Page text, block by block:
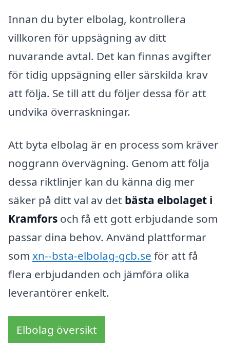
Innan du byter elbolag, kontrollera
villkoren för uppsägning av ditt
nuvarande avtal. Det kan finnas avgifter
för tidig uppsägning eller särskilda krav
att följa. Se till att du följer dessa för att
undvika överraskningar.
Att byta elbolag är en process som kräver
noggrann övervägning. Genom att följa
dessa riktlinjer kan du känna dig mer
säker på ditt val av det bästa elbolaget i
Kramfors och få ett gott erbjudande som
passar dina behov. Använd plattformar
som xn--bsta-elbolag-gcb.se för att få
flera erbjudanden och jämföra olika
leverantörer enkelt.
Elbolag översikt